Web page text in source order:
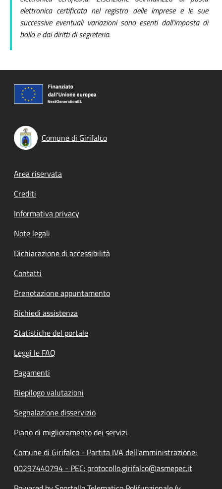
elettronica certificata nel registro delle imprese e le sue
successive eventuali variazioni sono esenti dall'imposta di
bollo e dai diritti di segreteria.
Comune di Girifalco
Footer menu
Area riservata
Crediti
Informativa privacy
Note legali
Dichiarazione di accessibilità
Contatti
Prenotazione appuntamento
Richiedi assistenza
Statistiche del portale
Leggi le FAQ
Pagamenti
Riepilogo valutazioni
Segnalazione disservizio
Piano di miglioramento dei servizi
Comune di Girifalco - Partita IVA dell'amministrazione:
00297440794 - PEC: protocollo.girifalco@asmepec.it